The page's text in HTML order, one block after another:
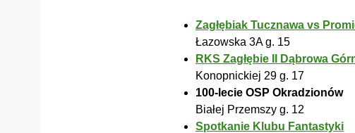
Zagłębiak Tucznawa vs
Łazowska 3A g. 15
RKS Zagłębie II Dąbrowa
Konopnickiej 29 g. 17
100-lecie OSP Okradzionów
Białej Przemszy g. 12
Spotkanie Klubu Fantastyki